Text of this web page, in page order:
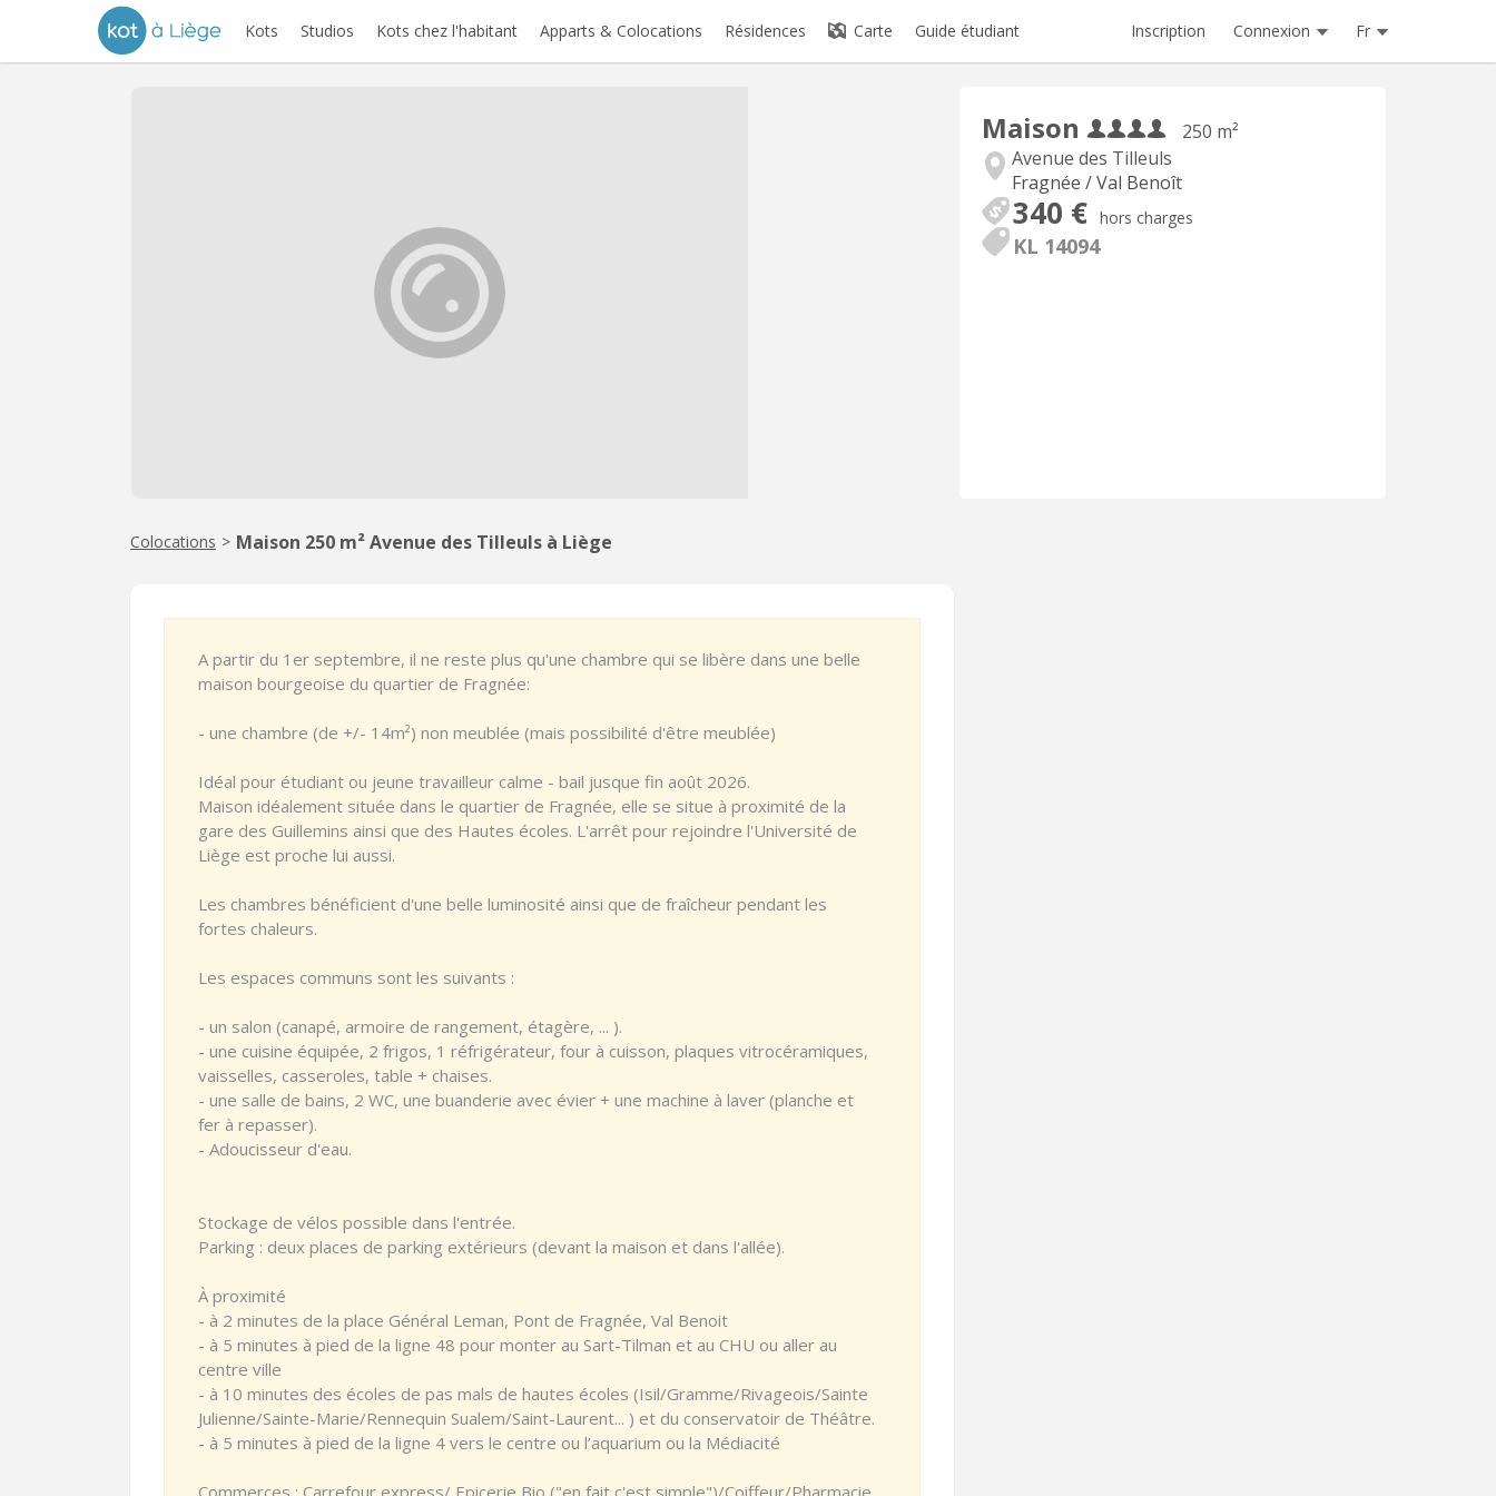
Kots Studios Kots chez l'habitant Apparts & Colocations Résidences Carte Guide étudiant Inscription Connexion Fr
Maison
250 m²
Avenue des Tilleuls
Fragnée / Val Benoît
340 € hors charges
KL 14094
Colocations > Maison 250 m² Avenue des Tilleuls à Liège
A partir du 1er septembre, il ne reste plus qu'une chambre qui se libère dans une belle
maison bourgeoise du quartier de Fragnée:
- une chambre (de +/- 14m²) non meublée (mais possibilité d'être meublée)
Idéal pour étudiant ou jeune travailleur calme - bail jusque fin août 2026.
Maison idéalement située dans le quartier de Fragnée, elle se situe à proximité de la
gare des Guillemins ainsi que des Hautes écoles. L'arrêt pour rejoindre l'Université de
Liège est proche lui aussi.
Les chambres bénéficient d'une belle luminosité ainsi que de fraîcheur pendant les
fortes chaleurs.
Les espaces communs sont les suivants :
- un salon (canapé, armoire de rangement, étagère, ... ).
- une cuisine équipée, 2 frigos, 1 réfrigérateur, four à cuisson, plaques vitrocéramiques,
vaisselles, casseroles, table + chaises.
- une salle de bains, 2 WC, une buanderie avec évier + une machine à laver (planche et
fer à repasser).
- Adoucisseur d'eau.
Stockage de vélos possible dans l'entrée.
Parking : deux places de parking extérieurs (devant la maison et dans l'allée).
À proximité
- à 2 minutes de la place Général Leman, Pont de Fragnée, Val Benoit
- à 5 minutes à pied de la ligne 48 pour monter au Sart-Tilman et au CHU ou aller au
centre ville
- à 10 minutes des écoles de pas mals de hautes écoles (Isil/Gramme/Rivageois/Sainte
Julienne/Sainte-Marie/Rennequin Sualem/Saint-Laurent... ) et du conservatoir de Théâtre.
- à 5 minutes à pied de la ligne 4 vers le centre ou l’aquarium ou la Médiacité
Commerces : Carrefour express/ Epicerie Bio ("en fait c'est simple")/Coiffeur/Pharmacie